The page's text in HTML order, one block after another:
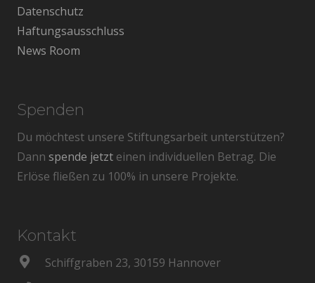
Datenschutz
Haftungsausschluss
News Room
Spenden
Du möchtest unsere Stiftungsarbeit unterstützen?
Dann spende jetzt einen individuellen Betrag. Die
Erlöse fließen zu 100% in unsere Projekte.
Kontakt
Schiffgraben 23, 30159 Hannover